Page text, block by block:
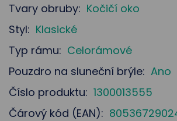
Tvary obruby: Kočičí oko
Styl: Klasické
Typ rámu: Celorámové
Pouzdro na sluneční brýle: Ano
Číslo produktu: 1300013555
Čárový kód (EAN):